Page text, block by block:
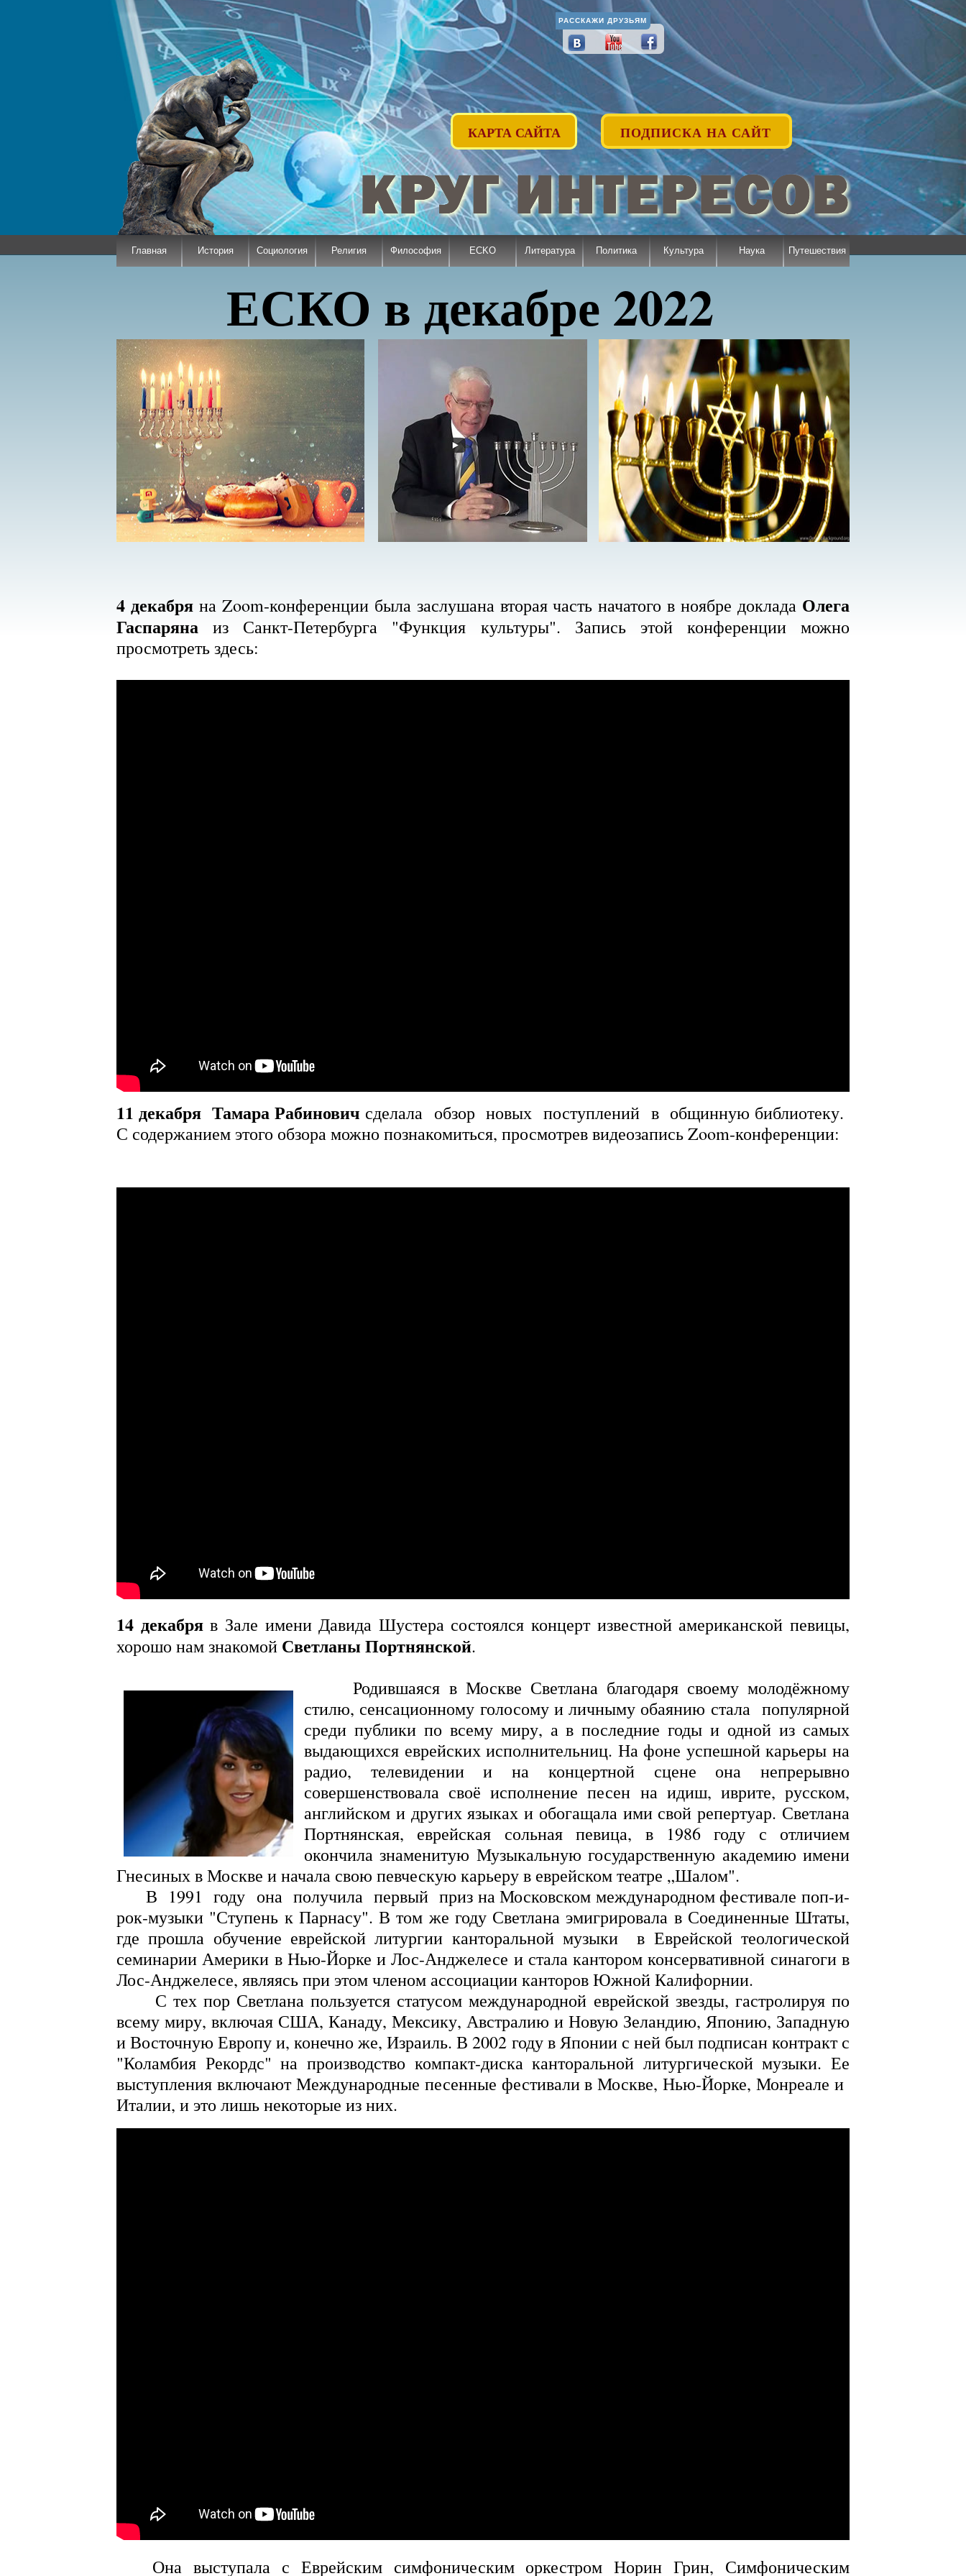
РАССКАЖИ ДРУЗЬЯМ
КАРТА САЙТА ПОДПИСКА НА САЙТ
ЕСКО в декабре 2022
Главная История Социология Религия Философия ECKO Литература Политика Культура Наука Путешествия
4 декабряна Zoom-конференции была заслушана вторая часть начатого в ноябре доклада Олега
Гаспаряна из Санкт-Петербурга "Функция культуры". Запись этой конференции можно
просмотреть здесь:
11 декабря Тамара Рабинович сделала обзор новых поступлений в общинную библиотеку.
С содержанием этого обзора можно познакомиться, просмотрев видеозапись Zoom-конференции:
14 декабряв Зале имени Давида Шустера состоялся концерт известной американской певицы,
хорошо нам знакомой Светланы Портнянской.
Родившаяся в Москве Светлана благодаря своему молодёжному
стилю, сенсационному голосому и личныму обаянию стала популярной
среди публики по всему миру, а в последние годы и одной из самых
выдающихся еврейских исполнительниц. На фоне успешной карьеры на
радио, телевидении и на концертной сцене она непрерывно
совершенствовала своё исполнение песен на идиш, иврите, русском,
английском и других языках и обогащала ими свой репертуар. Светлана
Портнянская, еврейская сольная певица, в 1986 году с отличием
окончила знаменитую Музыкальную государственную академию имени
Гнесиных в Москве и начала свою певческую карьеру в еврейском театре „Шалом".
В 1991 году она получила первый приз на Московском международном фестивале поп-и-
рок-музыки "Ступень к Парнасу". В том же году Светлана эмигрировала в Соединенные Штаты,
где прошла обучение еврейской литургии канторальной музыки в Еврейской теологической
семинарии Америки в Нью-Йорке и Лос-Анджелесе и стала кантором консервативной синагоги в
Лос-Анджелесе, являясь при этом членом ассоциации канторов Южной Калифорнии.
С тех пор Светлана пользуется статусом международной еврейской звезды, гастролируя по
всему миру, включая США, Канаду, Мексику, Австралию и Новую Зеландию, Японию, Западную
и Восточную Европу и, конечно же, Израиль. В 2002 году в Японии с ней был подписан контракт с
"Коламбия Рекордс" на производство компакт-диска канторальной литургической музыки. Ее
выступления включают Международные песенные фестивали в Москве, Нью-Йорке, Монреале и
Италии, и это лишь некоторые из них.
Она выступала с Еврейским симфоническим оркестром Норин Грин, Симфоническим